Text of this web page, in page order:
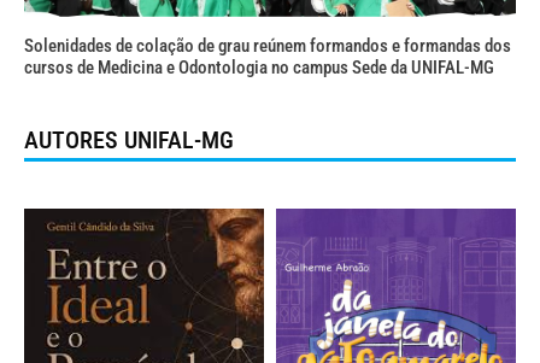
Solenidades de colação de grau reúnem formandos e formandas dos
cursos de Medicina e Odontologia no campus Sede da UNIFAL-MG
AUTORES UNIFAL-MG